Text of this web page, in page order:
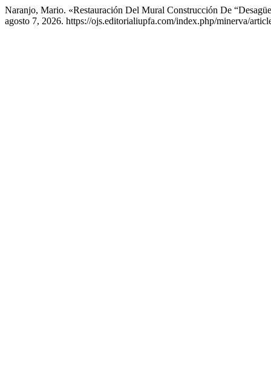
Naranjo, Mario. «Restauración Del Mural Construcción De
agosto 7, 2026. https://ojs.editorialiupfa.com/index.php/minerva/